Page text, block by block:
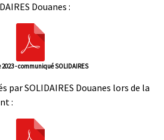
Douanes :
- communiqué SOLIDAIRES
par SOLIDAIRES Douanes lors de la
: